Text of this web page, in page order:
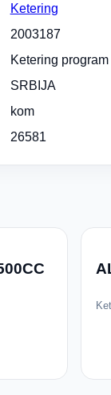
Ketering
2003187
Ketering program
SRBIJA
kom
26581